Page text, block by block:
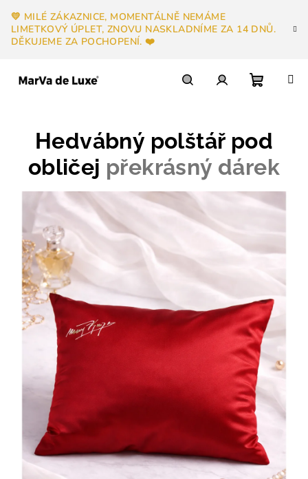
obsah
💛 MILÉ ZÁKAZNICE, MOMENTÁLNĚ NEMÁME
LIMETKOVÝ ÚPLET, ZNOVU NASKLADNÍME ZA 14 DNŮ.
DĚKUJEME ZA POCHOPENÍ. ❤️
košík
Hedvábný polštář pod
obličej překrásný dárek